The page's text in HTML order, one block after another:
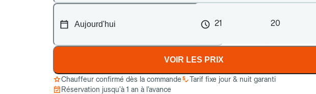
21 20
VOIR LES PRIX
Chauffeur confirmé dès la commande
Tarif fixe jour & nuit garanti
Réservation jusqu’à 1 an à l’avance